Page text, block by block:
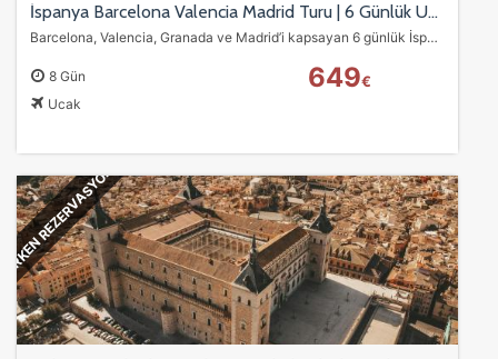
İspanya Barcelona Valencia Madrid Turu | 6 Günlük Uçaklı Avrupa Turu
Barcelona, Valencia, Granada ve Madrid’i kapsayan 6 günlük İspanya turu ile Gaudi eserleri, Endülüs şehirleri, sahiller ve kültürel keşifleri tek programda yaşayın.…
8 Gün
Ucak
649€
ERKEN REZERVASYON